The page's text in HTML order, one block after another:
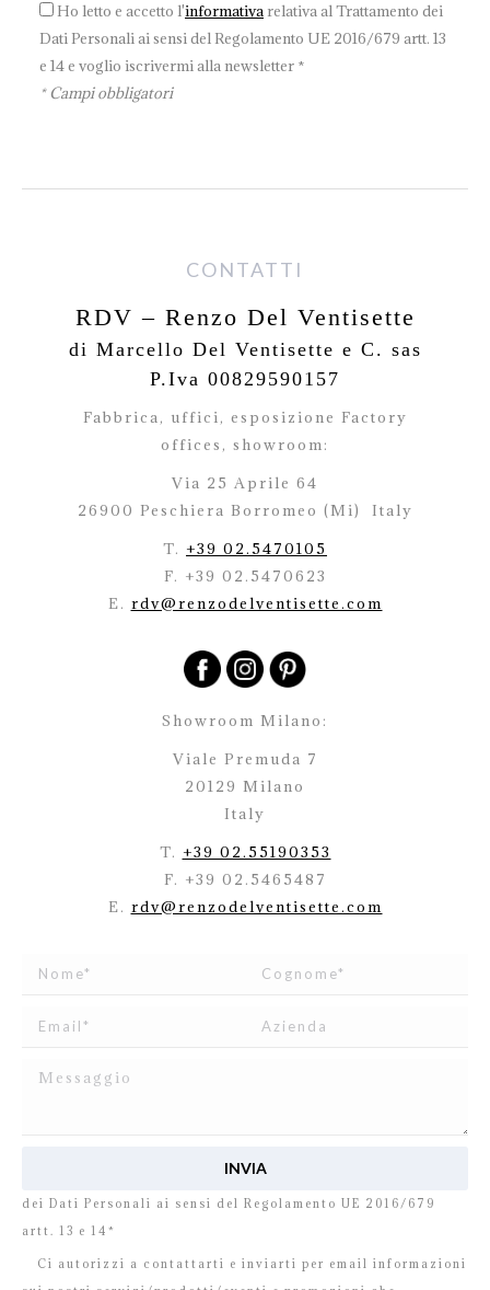
Ho letto e accetto l'informativa relativa al Trattamento dei
Dati Personali ai sensi del Regolamento UE 2016/679 artt. 13
e 14 e voglio iscrivermi alla newsletter *
* Campi obbligatori
CONTATTI
RDV – Renzo Del Ventisette
di Marcello Del Ventisette e C. sas
P.Iva 00829590157
Fabbrica, uffici, esposizione Factory
offices, showroom:
Via 25 Aprile 64
26900 Peschiera Borromeo (Mi)
Italy
T. +39 02.5470105
F. +39 02.5470623
E. rdv@renzodelventisette.com
Showroom Milano:
Viale Premuda 7
20129 Milano
Italy
T. +39 02.55190353
F. +39 02.5465487
E. rdv@renzodelventisette.com
dei Dati Personali ai sensi del Regolamento UE 2016/679
artt. 13 e 14*
Ci autorizzi a contattarti e inviarti per email informazioni